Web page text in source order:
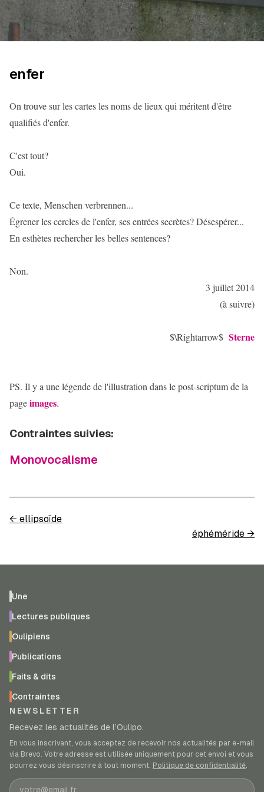
enfer
On trouve sur les cartes les noms de lieux qui méritent d'être
qualifiés d'enfer.
C'est tout?
Oui.
Ce texte, Menschen verbrennen...
Égrener les cercles de l'enfer, ses entrées secrètes? Désespérer...
En esthètes rechercher les belles sentences?
Non.
3 juillet 2014
(à suivre)
$\Rightarrow$ Sterne
PS. Il y a une légende de l'illustration dans le post-scriptum de la
pageimages.
Contraintes suivies:
Monovocalisme
← ellipsoïde
éphéméride →
Une
Lectures publiques
Oulipiens
Publications
Faits & dits
Contraintes
NEWSLETTER
Recevez les actualités de l’Oulipo.
En vous inscrivant, vous acceptez de recevoir nos actualités par e-mail
via Brevo. Votre adresse est utilisée uniquement pour cet envoi et vous
pourrez vous désinscrire à tout moment. Politique de confidentialité.
Adresse e-mail